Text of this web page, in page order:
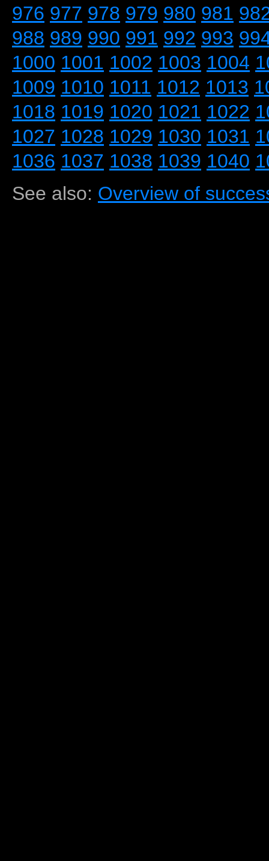
976 977 978 979 980 981
988 989 990 991 992 993
1000 1001 1002 1003 1004
1009 1010 1011 1012 1013
1018 1019 1020 1021 1022
1027 1028 1029 1030 1031
1036 1037 1038 1039 1040
See also: Overview of